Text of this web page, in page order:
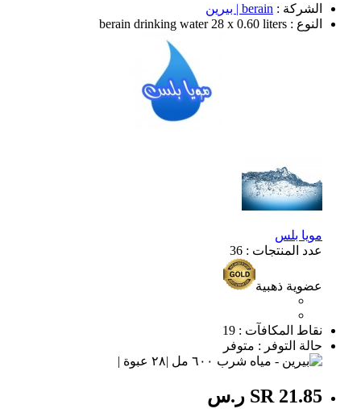
الشركة : berain | بيرين
النوع : berain drinking water 28 x 0.60 liters
مويا بلس
عدد المنتجات : 36
عضوية ذهبية
نقاط المكافآت : 19
حالة التوفر : متوفر
SR 21.85 ر.س